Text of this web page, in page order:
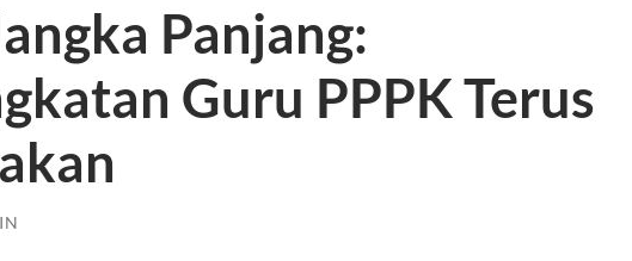
Panjang:
Guru PPPK Terus